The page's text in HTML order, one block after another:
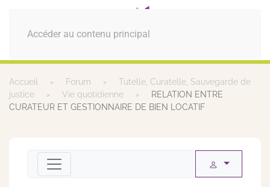
Accéder au contenu principal
MENU
Accueil Forum
Tutelle, Curatelle, Sauvegarde de
justice
Vie quotidienne
RELATION ENTRE
CURATEUR ET GESTIONNAIRE DE BIEN LOCATIF